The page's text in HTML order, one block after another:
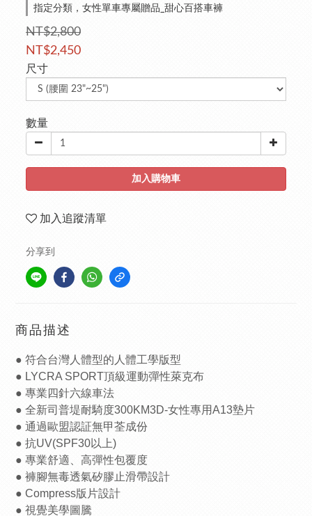
指定分類，女性單車專屬贈品_甜心百搭車褲
NT$2,800
NT$2,450
尺寸
數量
加入購物車
加入追蹤清單
分享到
商品描述
● 符合台灣人體型的人體工學版型
● LYCRA SPORT頂級運動彈性萊克布
● 專業四針六線車法
● 全新司普堤耐騎度300KM3D-女性專用A13墊片
● 通過歐盟認証無甲荃成份
● 抗UV(SPF30以上)
● 專業舒適、高彈性包覆度
● 褲腳無毒透氣矽膠止滑帶設計
● Compress版片設計
● 視覺美學圖騰